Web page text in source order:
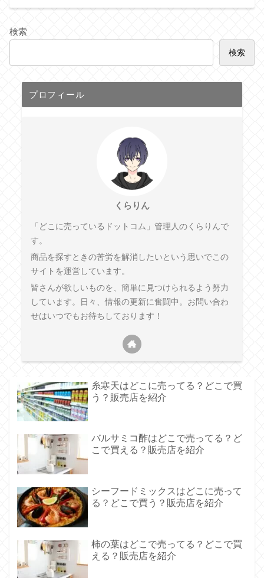
検索
検索
プロフィール
くらりん
「どこに売っているドットコム」管理人のくらりんで
す。
商品を探すときの苦労を解消したいという思いでこの
サイトを運営しています。
皆さんが欲しいものを、簡単に見つけられるよう努力
しています。日々、情報の更新に奮闘中。お問い合わ
せはいつでもお待ちしております！
糸寒天はどこに売ってる？どこで買
う？販売店を紹介
バルサミコ酢はどこで売ってる？ど
こで買える？販売店を紹介
シーフードミックスはどこに売って
る？どこで買う？販売店を紹介
柿の葉はどこで売ってる？どこで買
える？販売店を紹介